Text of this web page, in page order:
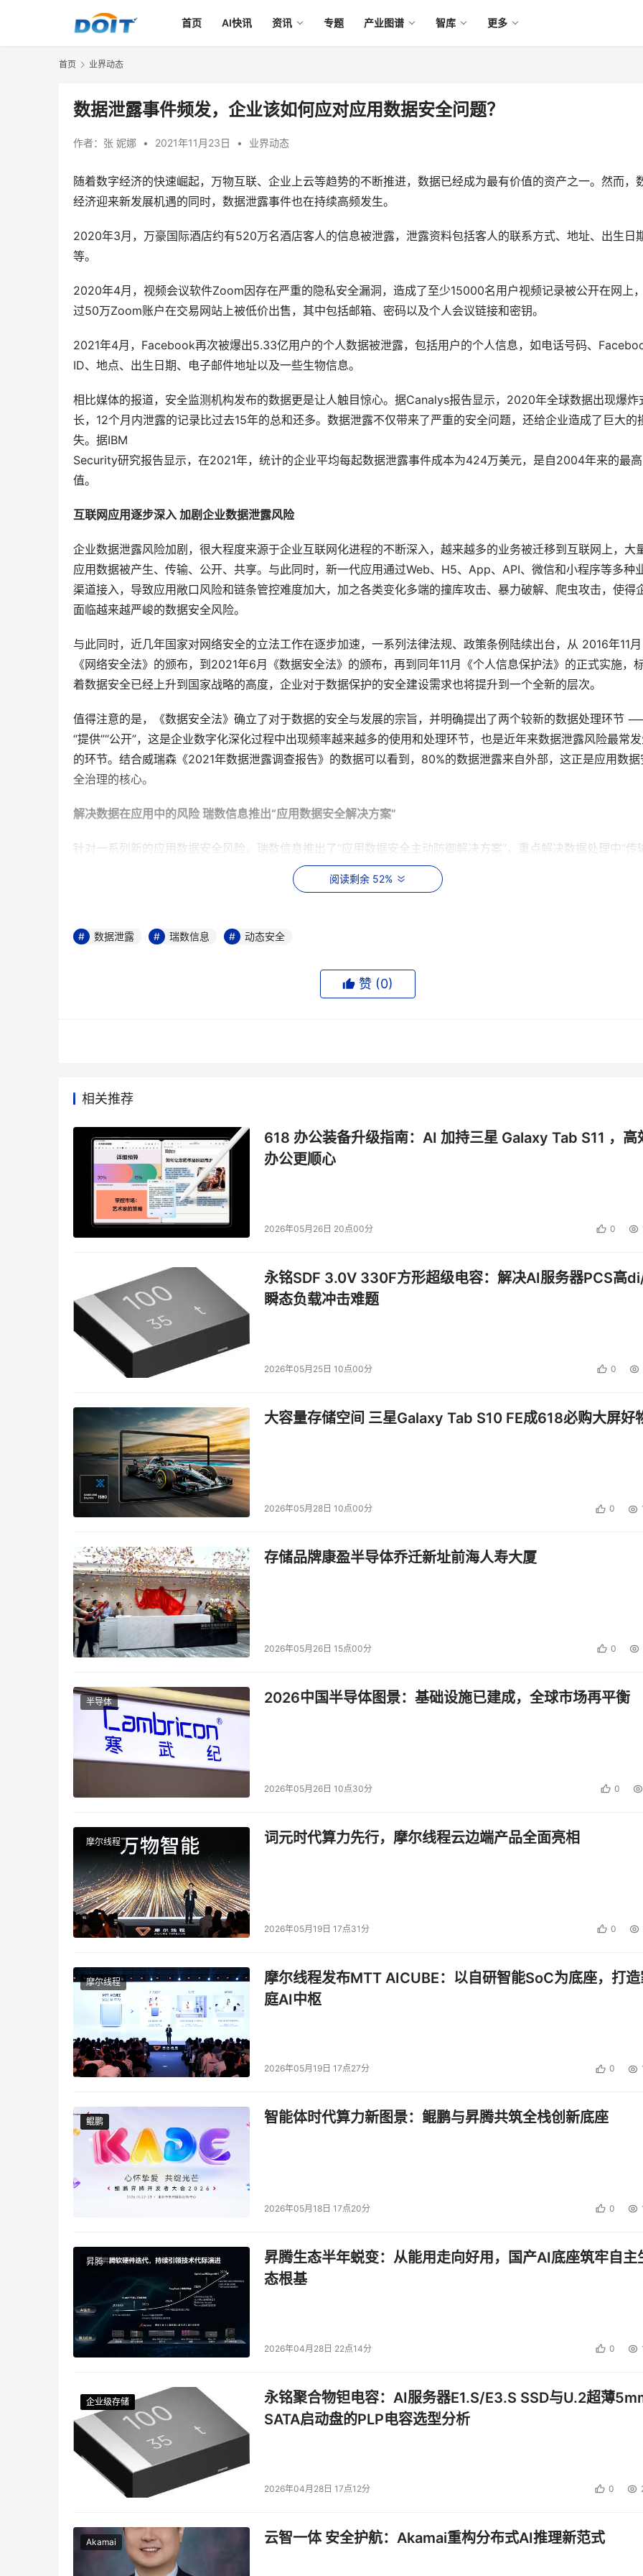
首页 AI快讯 资讯 专题 产业图谱 智库 更多
首页 业界动态
数据泄露事件频发，企业该如何应对应用数据安全问题？
作者： 张 妮娜 • 2021年11月23日 • 业界动态
随着数字经济的快速崛起，万物互联、企业上云等趋势的不断推进，数据已经成为最有价值的资产之一。然而，
经济迎来新发展机遇的同时，数据泄露事件也在持续高频发生。
2020年3月，万豪国际酒店约有520万名酒店客人的信息被泄露，泄露资料包括客人的联系方式、地址、出生日
等。
2020年4月，视频会议软件Zoom因存在严重的隐私安全漏洞，造成了至少15000名用户视频记录被公开在网上
过50万Zoom账户在交易网站上被低价出售，其中包括邮箱、密码以及个人会议链接和密钥。
2021年4月，Facebook再次被爆出5.33亿用户的个人数据被泄露，包括用户的个人信息，如电话号码、
ID、地点、出生日期、电子邮件地址以及一些生物信息。
相比媒体的报道，安全监测机构发布的数据更是让人触目惊心。据Canalys报告显示，2020年全球数据出现爆炸
长，12个月内泄露的记录比过去15年的总和还多。数据泄露不仅带来了严重的安全问题，还给企业造成了巨大的
失。据IBM
Security研究报告显示，在2021年，统计的企业平均每起数据泄露事件成本为424万美元，是自2004年来的最高
值。
互联网应用逐步深入 加剧企业数据泄露风险
企业数据泄露风险加剧，很大程度来源于企业互联网化进程的不断深入，越来越多的业务被迁移到互联网上，大
应用数据被产生、传输、公开、共享。与此同时，新一代应用通过Web、H5、App、API、微信和小程序等多种
渠道接入，导致应用敞口风险和链条管控难度加大，加之各类变化多端的撞库攻击、暴力破解、爬虫攻击，使得
面临越来越严峻的数据安全风险。
与此同时，近几年国家对网络安全的立法工作在逐步加速，一系列法律法规、政策条例陆续出台，从 2016年11月
《网络安全法》的颁布，到2021年6月《数据安全法》的颁布，再到同年11月《个人信息保护法》的正式实施，
着数据安全已经上升到国家战略的高度，企业对于数据保护的安全建设需求也将提升到一个全新的层次。
值得注意的是，《数据安全法》确立了对于数据的安全与发展的宗旨，并明确提出了两个较新的数据处理环节
“提供”“公开”，这是企业数字化深化过程中出现频率越来越多的使用和处理环节，也是近年来数据泄露风险最常
的环节。结合威瑞森《2021年数据泄露调查报告》的数据可以看到，80%的数据泄露来自外部，这正是应用数据
全治理的核心。
解决数据在应用中的风险 瑞数信息推出“应用数据安全解决方案”
针对一系列新的应用数据安全风险，瑞数信息推出了“应用数据安全主动防御解决方案”，重点解决数据处理中“传
“提供”“公开”环节的数据安全问题，保障应用数据传输安全，防止API敏感数据泄露、实现对应用身份信息防护、
淆”技术为基础，结合行为分析技术，提供全业务渠道应用数据安全主动防御能力，轻松识别各种Bots的应用数
全攻击，如：撞库、爬虫等；提供API敏感数据的管控能力，自动识别API敏感接口、检测API敏感数据，对异常批
获取敏感数据的行为进行脱敏和拦截，保障应用数据访问传输安全，具体而言：
全业务接入渠道
入渠道，实现全业务渠道应用数据安全防护；通过用户账号等唯一标识和全访问记录，将各业务接入渠道的数据访
进行融合，实现用户访问数据追踪和透视。
数据传输保护
瑞数应用数据安全主动防御解决方案通过动态混淆技术，实现对应用代码、Cookie混淆；有效防止攻击者分析应
代码，盗用Cookie获取身份信息，提高攻击门槛；同时，对数据传输进行动态混淆，防止攻击者拦截数据传输报
身份信息防护
瑞数应用数据安全主动防御解决方案，通过“人机识别”技术和内置的各种业务威胁模型，透视撞库和暴力破解行为
实时拦截攻击行为，防止由于账号泄露造成的进一步数据泄露。
爬虫攻击防护
瑞数应用数据安全主动防御解决方案，通过人机识别和可编程对抗技术实现对各种自动化工具的识别，提供实时和
入的Bots 攻击抵御，有效防止爬虫攻击，守住应用数据安全风险的入口。
API敏感数据管控
近期大规模数据泄露事件都和API接口有关，API接口的敏感数据管控成为各企业数据安全建设重点。瑞数应用数
全主动防御解决方案，通过API敏感接口自动识别、敏感数据和攻击检测、访问行为分析和异常处置，实现API敏
据获取等行为进行数据安全风险识别和管控，解决供应链交互数据安全问题。
总体来说，瑞数信息“应用数据安全主动防御解决方案”实现了涵盖Web、H5、APP、API、微信、小程序等全渠道
应用数据安全防护，其核心在于瑞数信息独创的“动态安全”技术，完全颠覆了传统安全依赖攻击特征与策略规则的
动式防御技术，可对已知和未知的自动化攻击，各种利用自动化工具发起的恶意行为做到更及时、更高效地拦截。
起Web、App和API等应用的主动防御体系，将安全能力提升至可持续安全对抗的新台阶，从而高效应对应用数
全风险。
阅读剩余 52%
本文来源于DOIT传媒，文章内容仅供参考，不构成投资建议。
数据泄露 瑞数信息 动态安全
赞 (0)
相关推荐
618 办公装备升级指南：AI 加持三星 Galaxy Tab S11 ，高
办公更顺心
2026年05月26日 20点00分 0
永铭SDF 3.0V 330F方形超级电容：解决AI服务器PCS高
瞬态负载冲击难题
2026年05月25日 10点00分 0
大容量存储空间 三星Galaxy Tab S10 FE成618必购大屏好
2026年05月28日 10点00分 0
存储品牌康盈半导体乔迁新址前海人寿大厦
2026年05月26日 15点00分 0
半导体 2026中国半导体图景：基础设施已建成，全球市场再平衡
2026年05月26日 10点30分 0
摩尔线程 词元时代算力先行，摩尔线程云边端产品全面亮相
2026年05月19日 17点31分 0
摩尔线程
摩尔线程发布MTT AICUBE：以自研智能SoC为底座，打
庭AI中枢
2026年05月19日 17点27分 0
鲲鹏
鲲鹏 智能体时代算力新图景：鲲鹏与昇腾共筑全栈创新底座
2026年05月18日 17点20分 0
昇腾
昇腾生态半年蜕变：从能用走向好用，国产AI底座筑牢自主
态根基
2026年04月28日 22点14分 0
企业级存储
企业级存储
企业级存储
企业级存储
永铭聚合物钽电容：AI服务器E1.S/E3.S SSD与U.2超薄
SATA启动盘的PLP电容选型分析
2026年04月28日 17点12分 0
Akamai 云智一体 安全护航：Akamai重构分布式AI推理新范式